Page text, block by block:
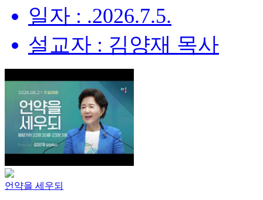
일자 : .2026.7.5.
설교자 : 김양재 목사
언약을 세우되